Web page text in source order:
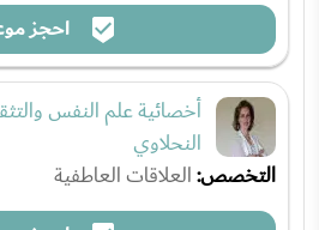
احجز
أخصائية علم النفس
النحلاوي
التخصص:العلاقات العاطفية